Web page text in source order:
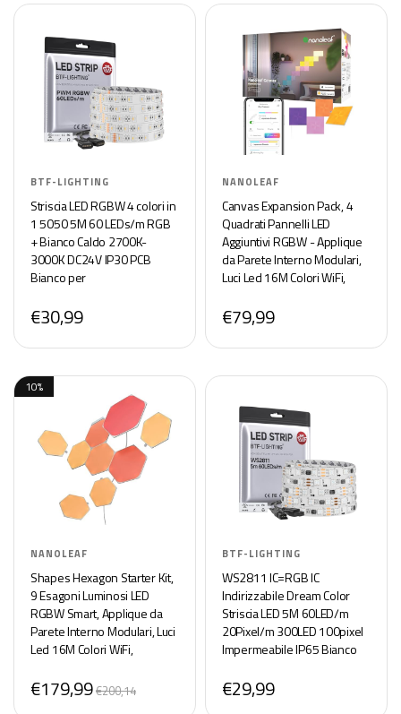
BTF-LIGHTING
Striscia LED RGBW 4 colori in
1 5050 5M 60 LEDs/m RGB
+ Bianco Caldo 2700K-
3000K DC24V IP30 PCB
Bianco per
e Decorazione Casa(Senza
Adattatore o Controller)
€30,99
NANOLEAF
Canvas Expansion Pack, 4
Quadrati Pannelli LED
Aggiuntivi RGBW - Applique
da Parete Interno Modulari,
Luci Led 16M Colori WiFi,
Sincronia Musica e Monitor,
Deco e Gaming
€79,99
NANOLEAF
Shapes Hexagon Starter Kit,
9 Esagoni Luminosi LED
RGBW Smart, Applique da
Parete Interno Modulari, Luci
Led 16M Colori WiFi,
Sincronia Musica e Monitor,
Deco e Gaming
€179,99€200,14
10%
BTF-LIGHTING
WS2811 IC=RGB IC
Indirizzabile Dream Color
Striscia LED 5M 60LED/m
20Pixel/m 300LED 100pixel
Impermeabile IP65 Bianco
Inseguimento per la
Decorazione Casa
€29,99